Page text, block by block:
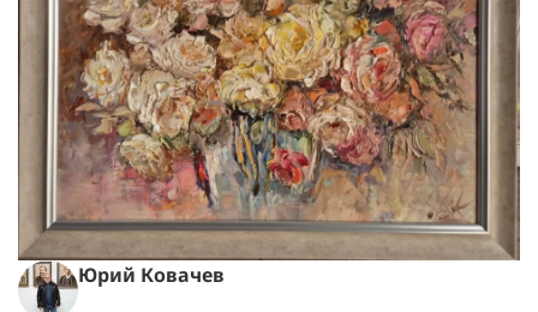
Юрий Ковачев